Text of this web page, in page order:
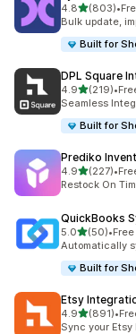
4.8เต็ม 5 ดาว
(803)
ทั้งหมด 803 รีวิว
•
Bulk update,
Built for
DPL Square
4.9เต็ม 5 ดาว
(219)
ทั้งหมด 219 รีวิว
•
Seamless
Built for
Prediko
4.9เต็ม 5 ดาว
(227)
ทั้งหมด 227 รีวิว
•
Restock On
QuickBooks
5.0เต็ม 5 ดาว
(50)
ทั้งหมด 50 รีวิว
•
Automatically
Built for
Etsy
4.9เต็ม 5 ดาว
(891)
ทั้งหมด 891 รีวิว
•
Sync your Etsy